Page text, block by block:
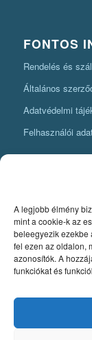
A legjobb élmény
mint a cookie-k az
beleegyezik ezekbe
fel ezen az oldalon,
azonosítók. A
funkciókat és
FONTOS
Rendelés és
Általános
Adatvédelmi
Felhasználói
Amit
Fontos